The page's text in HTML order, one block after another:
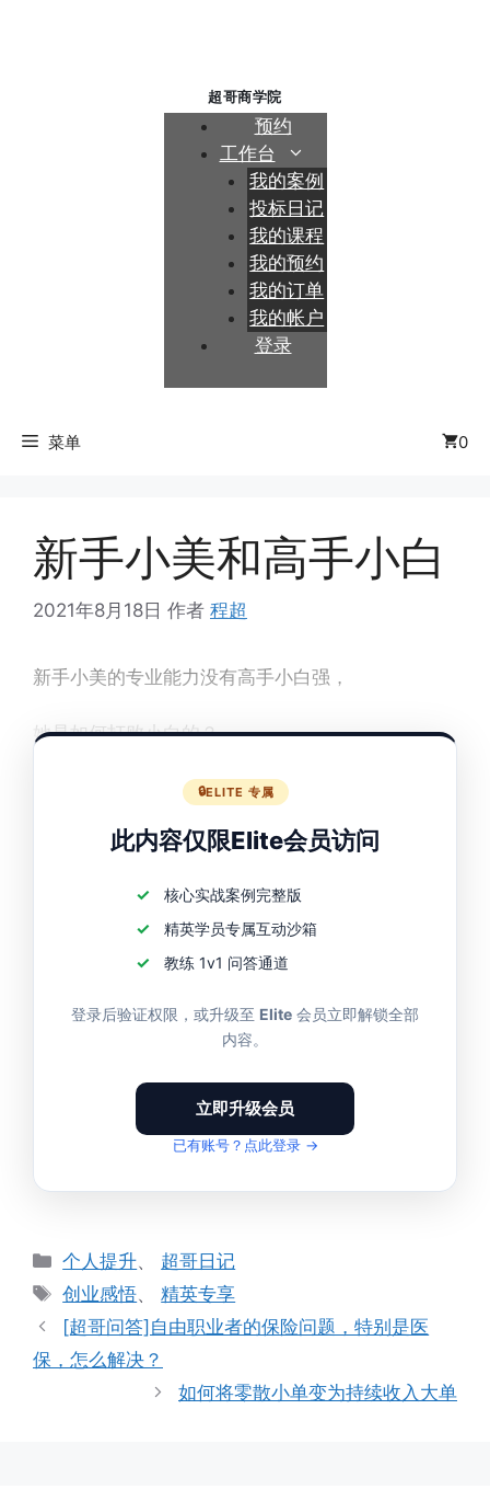
预约
工作台
我的案例
投标日记
我的课程
我的预约
我的订单
我的帐户
登录
菜单 0
新手小美和高手小白
2021年8月18日 作者 程超
新手小美的专业能力没有高手小白强，
她是如何打败小白的？
ELITE 专属
此内容仅限Elite会员访问
核心实战案例完整版
精英学员专属互动沙箱
教练 1v1 问答通道
登录后验证权限，或升级至 Elite 会员立即解锁全部
内容。
立即升级会员
已有账号？点此登录 →
分
类
个人提升、 超哥日记
标
签
创业感悟、精英专享
[超哥问答]自由职业者的保险问题，特别是医
保，怎么解决？
如何将零散小单变为持续收入大单